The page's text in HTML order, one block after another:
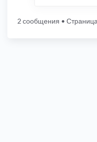
2 сообщения • Страница